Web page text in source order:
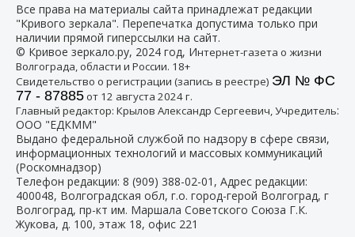
Все права на материалы сайта принадлежат редакции
"Кривого зеркала". Перепечатка допустима только при
наличии прямой гиперссылки на сайт.
© Кривое зеркало.ру, 2024 год, Интернет-газета о жизни
Волгограда, области и России. 18+
Свидетельство о регистрации (запись в реестре) ЭЛ № ФС
77 - 87885от 12 августа 2024 г.
Главный редактор: Крылов Александр Сергеевич, Учредитель:
ООО "ЕДКММ"
Выдано федеральной службой по надзору в сфере связи,
информационных технологий и массовых коммуникаций
(Роскомнадзор)
Телефон редакции: 8 (909) 388-02-01 , Адрес редакции:
400048, Волгоградская обл, г.о. город-герой Волгоград, г
Волгоград, пр-кт им. Маршала Советского Союза Г.К.
Жукова, д. 100, этаж 18, офис 221